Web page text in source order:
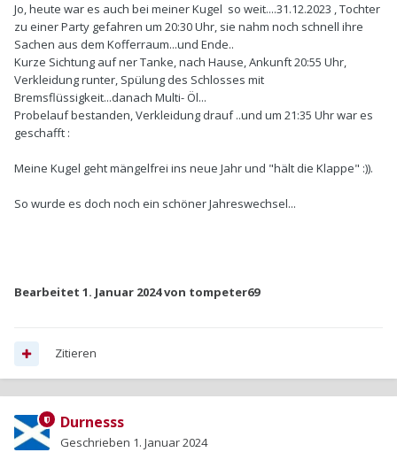
Jo, heute war es auch bei meiner Kugel so weit....31.12.2023 , Tochter
zu einer Party gefahren um 20:30 Uhr, sie nahm noch schnell ihre
Sachen aus dem Kofferraum...und Ende..
Kurze Sichtung auf ner Tanke, nach Hause, Ankunft 20:55 Uhr,
Verkleidung runter, Spülung des Schlosses mit
Bremsflüssigkeit...danach Multi- Öl...
Probelauf bestanden, Verkleidung drauf ..und um 21:35 Uhr war es
geschafft :
Meine Kugel geht mängelfrei ins neue Jahr und "hält die Klappe" :)).
So wurde es doch noch ein schöner Jahreswechsel...
Bearbeitet 1. Januar 2024von tompeter69
Zitieren
Durnesss
Geschrieben 1. Januar 2024